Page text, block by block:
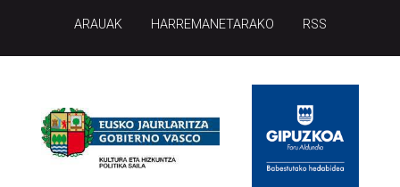
ARAUAK HARREMANETARAKO RSS